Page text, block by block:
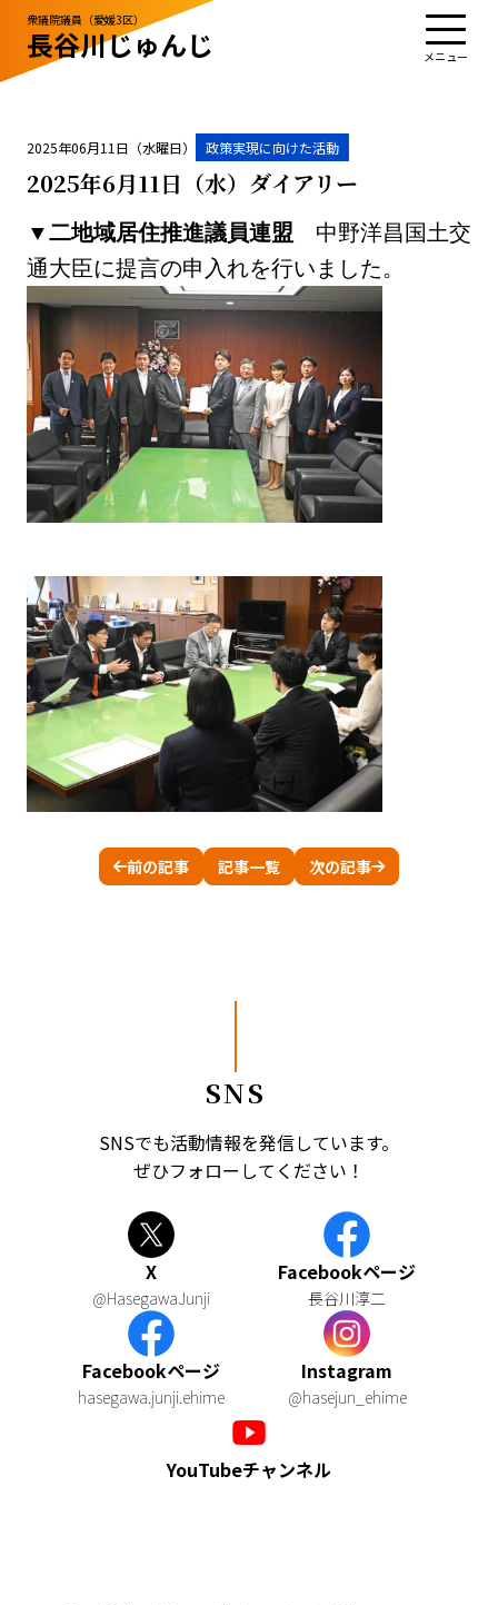
衆議院議員（愛媛3区）
長谷川じゅんじ
TOPプロフィール活動・実績
政治姿勢お知らせ応援するお問い合わせ
お知らせ
お問い合わせ
サイトポリシー
2025年06月11日（水曜日） 政策実現に向けた活動
2025年6月11日（水）ダイアリー
▼二地域居住推進議員連盟 中野洋昌国土交
通大臣に提言の申入れを行いました。
前の記事 記事一覧 次の記事
SNS
SNSでも活動情報を発信しています。
ぜひフォローしてください！
X
@HasegawaJunji
Facebookページ
長谷川淳二
Facebookページ
hasegawa.junji.ehime
Instagram
@hasejun_ehime
YouTubeチャンネル